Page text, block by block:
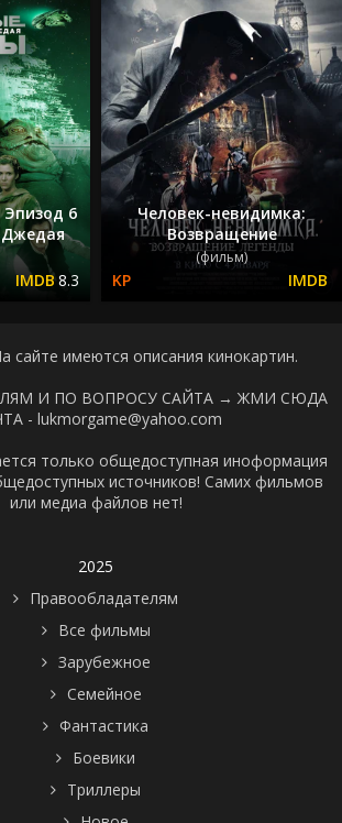
6
8.3
Человек-невидимка:
Возвращение
(фильм)
сайте имеются описания кинокартин.
И ПО ВОПРОСУ САЙТА → ЖМИ СЮДА
- lukmorgame@yahoo.com
только общедоступная иноформация
источников! Самих фильмов
или медиа файлов нет!
2025
Правообладателям
Все фильмы
Зарубежное
Семейное
Фантастика
Боевики
Триллеры